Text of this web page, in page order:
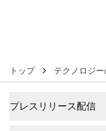
トップ テクノロジ
プレスリリース配信